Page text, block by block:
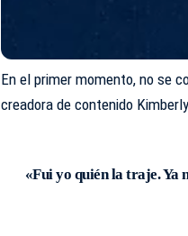
En el primer momento, no se
creadora de contenido
«Fui yo quién la traje. Ya